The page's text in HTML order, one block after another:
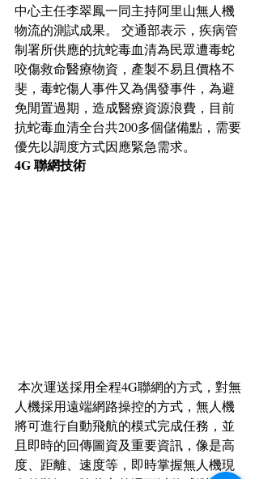
中心主任李翠鳳一同主持阿里山無人機
物流的測試成果。 交通部表示，疾病管
制署所供應的抗蛇毒血清為民眾遭毒蛇
咬傷救命醫療物資，產製不易且價格不
斐，毒蛇傷人事件又為偶發事件，為避
免閒置過期，造成醫療資源浪費，目前
抗蛇毒血清全台共200多個儲備點，需要
優先以調度方式因應緊急需求。
4G 聯網技術
人機採用遠端網路操控的方式，無人機
將可進行自動飛航的模式完成任務，並
且即時的回傳圖資及重要資訊，像是高
度、距離、速度等，即時掌握無人機現